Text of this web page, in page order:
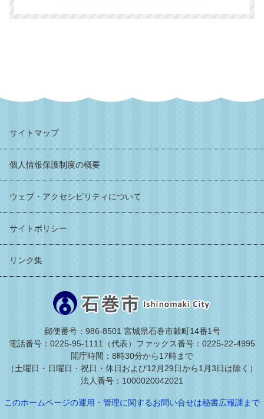
サイトマップ
個人情報保護制度の概要
ウェブ・アクセシビリティについて
サイトポリシー
リンク集
郵便番号：986-8501 宮城県石巻市穀町14番1号
電話番号：0225-95-1111（代表） ファックス番号：0225-22-4995
開庁時間：8時30分から17時まで
（土曜日・日曜日・祝日・休日および12月29日から1月3日は除く）
法人番号：1000020042021
このホームページの運用・管理に関するお問い合せは秘書広報課まで